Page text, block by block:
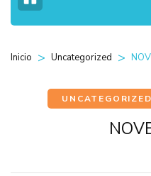
Inicio > Uncategorized >
UNCATEGORIZED